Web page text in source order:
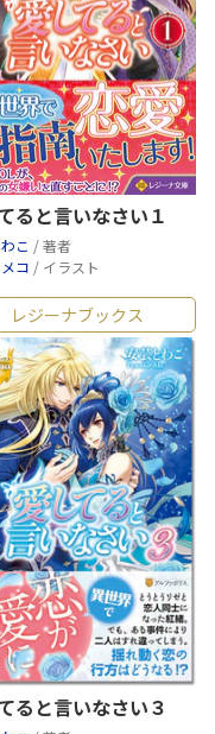
ると言いなさい１
こ / 著者
コ / イラスト
レジーナブックス
ると言いなさい３